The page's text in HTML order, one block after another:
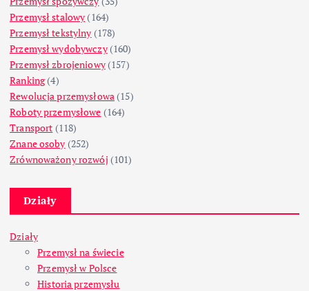
Przemysł stalowy (164)
Przemysł tekstylny (178)
Przemysł wydobywczy(160)
Przemysł zbrojeniowy(157)
Ranking(4)
Rewolucja przemysłowa (15)
Roboty przemysłowe (164)
Transport (118)
Znane osoby (252)
Zrównoważony rozwój (101)
Działy
Działy
Przemysł na świecie
Przemysł w Polsce
Historia przemysłu